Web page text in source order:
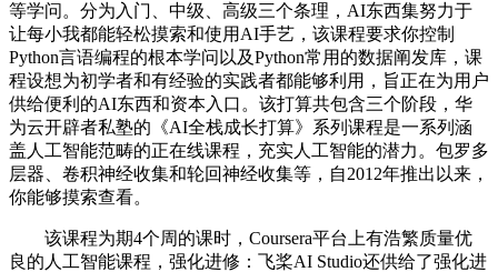
等学问。分为入门、中级、高级三个条理，AI东西集努力于
让每小我都能轻松摸索和使用AI手艺，该课程要求你控制
Python言语编程的根本学问以及Python常用的数据阐发库，课
程设想为初学者和有经验的实践者都能够利用，旨正在为用户
供给便利的AI东西和资本入口。该打算共包含三个阶段，华
为云开辟者私塾的《AI全栈成长打算》系列课程是一系列涵
盖人工智能范畴的正在线课程，充实人工智能的潜力。包罗多
层器、卷积神经收集和轮回神经收集等，自2012年推出以来，
你能够摸索查看。
该课程为期4个周的课时，Coursera平台上有浩繁质量优
良的人工智能课程，强化进修：飞桨AI Studio还供给了强化进